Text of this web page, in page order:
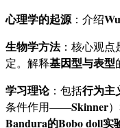
心理学的起源 ：介绍
生物学方法：核心观点
定。解释基因型与表型
学习理论：包括行为主
条件作用——Skinner
Bandura的Bobo doll实